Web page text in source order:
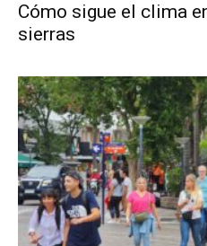
Cómo sigue el clima
sierras